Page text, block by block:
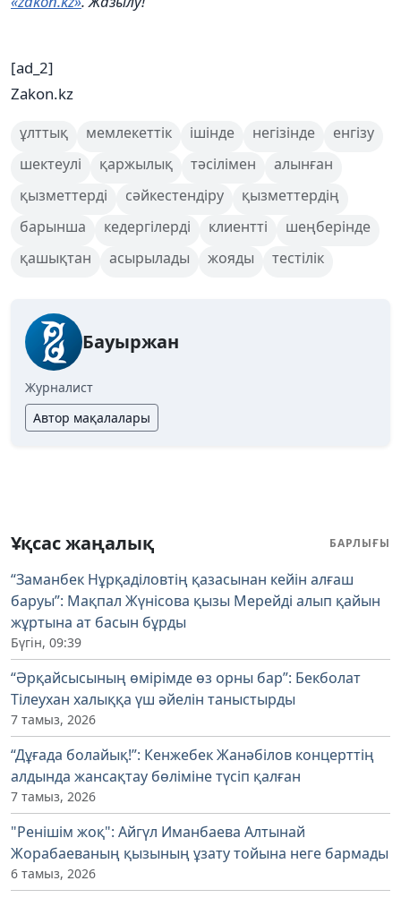
[ad_2]
Zakon.kz
ұлттық мемлекеттік ішінде негізінде
енгізу
шектеулі
қаржылық тәсілімен
алынған
қызметтерді
сәйкестендіру
қызметтердің
барынша
кедергілерді клиентті
шеңберінде
қашықтан
асырылады жояды тестілік
Бауыржан
Журналист
Автор мақалалары
Ұқсас жаңалық БАРЛЫҒЫ
“Заманбек Нұрқаділовтің қазасынан кейін алғаш
баруы”: Мақпал Жүнісова қызы Мерейді алып қайын
жұртына ат басын бұрды
Бүгін, 09:39
“Әрқайсысының өмірімде өз орны бар”: Бекболат
Тілеухан халыққа үш әйелін таныстырды
7 тамыз, 2026
“Дұғада болайық!”: Кенжебек Жанәбілов концерттің
алдында жансақтау бөліміне түсіп қалған
7 тамыз, 2026
"Ренішім жоқ": Айгүл Иманбаева Алтынай
Жорабаеваның қызының ұзату тойына неге бармады
6 тамыз, 2026